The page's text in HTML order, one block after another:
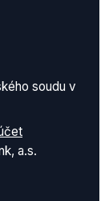
soudu v
a.s.